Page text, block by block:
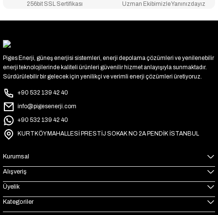
256bit SSL Sertifikası Uzman Ekibimizle Yanınızdayız
Piges Enerji, güneş enerjisi sistemleri, enerji depolama çözümleri ve yenilenebilir
enerji teknolojilerinde kaliteli ürünleri güvenilir hizmet anlayışıyla sunmaktadır.
Sürdürülebilir bir gelecek için yenilikçi ve verimli enerji çözümleri üretiyoruz.
+90 532 139 42 40
info@pigesenerji.com
+90 532 139 42 40
KURTKÖY MAHALLESİ PRESTİJ SOKAK NO 2A PENDİK İSTANBUL
Kurumsal
Alışveriş
Üyelik
Kategoriler